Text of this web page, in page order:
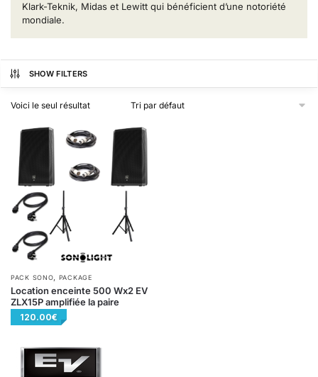
Klark-Teknik, Midas et Lewitt qui bénéficient d’une notoriété
mondiale.
SHOW FILTERS
Voici le seul résultat
PACK SONO, PACKAGE
Location enceinte 500 Wx2 EV
ZLX15P amplifiée la paire
120.00€